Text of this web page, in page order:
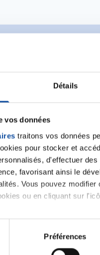
Détails
vos données
traitons vos données
pour stocker et
d'effectuer
favorisant ainsi le
Vous pouvez
ou en cliquant sur
aimerions également :
sur votrePréférences
Ecrire
lancer une nouvelle
Se connecter